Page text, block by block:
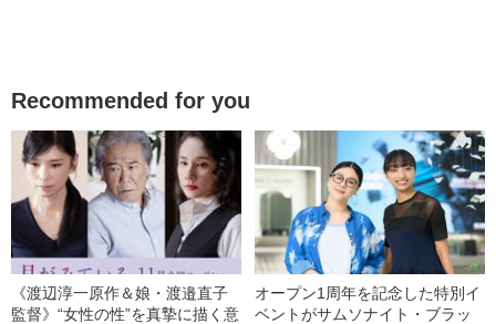
Recommended for you
《渡辺淳一原作＆娘・渡邉直子
監督》“女性の性”を真摯に描く意
オープン1周年を記念した特別イ
ベントがサムソナイト・ブラッ